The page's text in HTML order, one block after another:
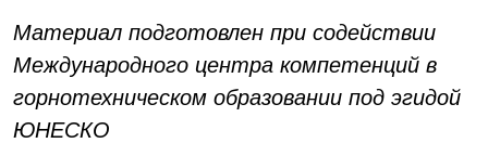
Материал подготовлен при содействии
Международного центра компетенций в
горнотехническом образовании под эгидой
ЮНЕСКО